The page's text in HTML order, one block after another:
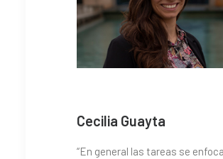
Cecilia Guayta
“En general las tareas se